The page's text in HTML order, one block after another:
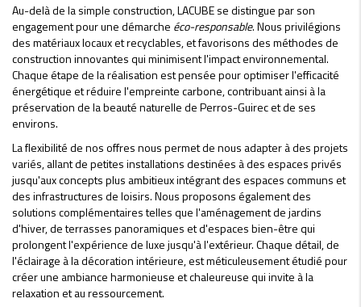
Au-delà de la simple construction, LACUBE se distingue par son
engagement pour une démarche éco-responsable. Nous privilégions
des matériaux locaux et recyclables, et favorisons des méthodes de
construction innovantes qui minimisent l'impact environnemental.
Chaque étape de la réalisation est pensée pour optimiser l'efficacité
énergétique et réduire l'empreinte carbone, contribuant ainsi à la
préservation de la beauté naturelle de Perros-Guirec et de ses
environs.
La flexibilité de nos offres nous permet de nous adapter à des projets
variés, allant de petites installations destinées à des espaces privés
jusqu'aux concepts plus ambitieux intégrant des espaces communs et
des infrastructures de loisirs. Nous proposons également des
solutions complémentaires telles que l'aménagement de jardins
d'hiver, de terrasses panoramiques et d'espaces bien-être qui
prolongent l'expérience de luxe jusqu'à l'extérieur. Chaque détail, de
l'éclairage à la décoration intérieure, est méticuleusement étudié pour
créer une ambiance harmonieuse et chaleureuse qui invite à la
relaxation et au ressourcement.